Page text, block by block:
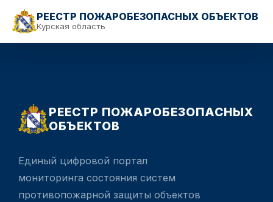
РЕЕСТР ПОЖАРОБЕЗОПАСНЫХ ОБЪЕКТОВ
Курская область
РЕЕСТР ПОЖАРОБЕЗОПАСНЫХ
ОБЪЕКТОВ
Единый цифровой портал
мониторинга состояния систем
противопожарной защиты объектов